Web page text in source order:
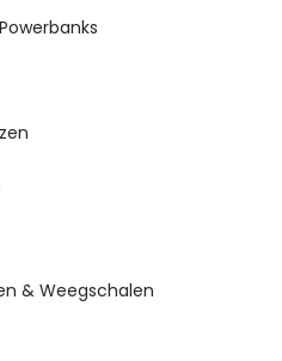
& Weegschalen